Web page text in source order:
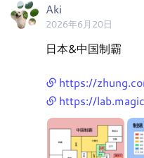
Aki
2026年6月20日
日本&中国制霸
https://
https://